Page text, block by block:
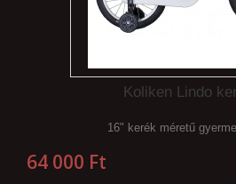
Koliken Lindo
16" kerék méretű
64 000 Ft‎